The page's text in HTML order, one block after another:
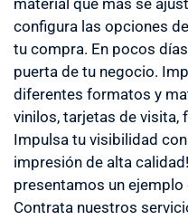
material que más se
configura las opciones
tu compra. En pocos
puerta de tu negocio.
diferentes formatos y
vinilos, tarjetas de visita,
Impulsa tu visibilidad
impresión de alta
presentamos un ejemplo
Contrata nuestros